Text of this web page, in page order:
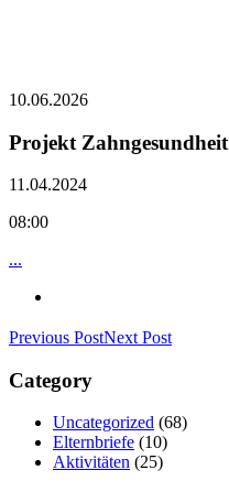
10.06.2026
Projekt Zahngesundheit
11.04.2024
08:00
...
Previous PostNext Post
Category
Uncategorized (68)
Elternbriefe (10)
Aktivitäten (25)